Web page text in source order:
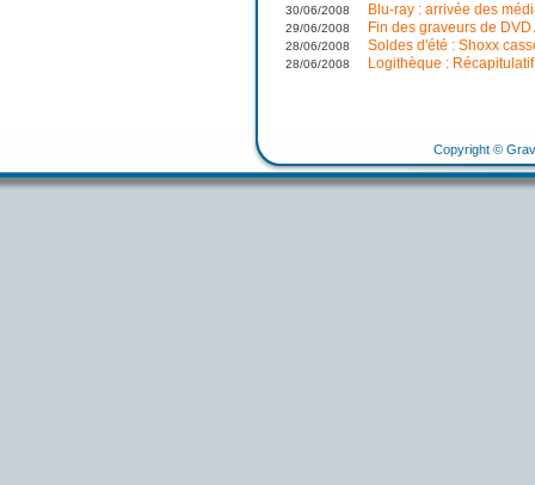
30/06/2008 Blu-ray : arrivée des
29/06/2008 Fin des graveurs de DVD
28/06/2008 Soldes d'été : Shoxx
28/06/2008 Logithèque :
Copyright ©